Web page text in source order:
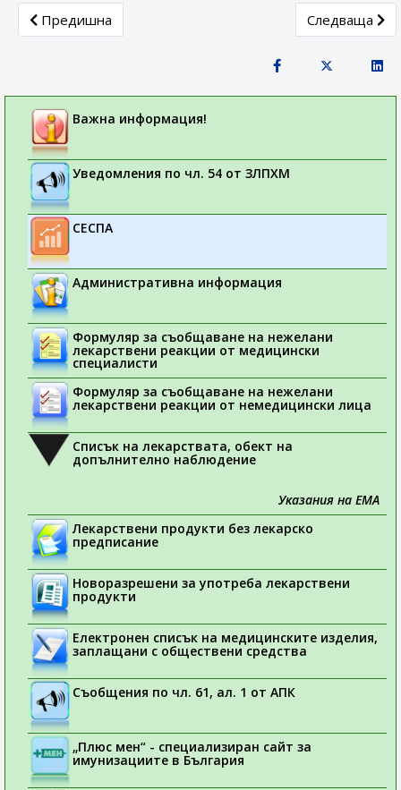
Previous article: Подаване на шестмесечения отчет към
Предишна Next article:
Следваща
Важна информация!
Уведомления по чл. 54 от ЗЛПХМ
СЕСПА
Административна информация
Формуляр за съобщаване на нежелани
лекарствени реакции от медицински
специалисти
Формуляр за съобщаване на нежелани
лекарствени реакции от немедицински лица
Списък на лекарствата, обект на
допълнително наблюдение
Указания на ЕМА
Лекарствени продукти без лекарско
предписание
Новоразрешени за употреба лекарствени
продукти
Електронен списък на медицинските изделия,
заплащани с обществени средства
Съобщения по чл. 61, ал. 1 от АПК
„Плюс мен“ - специализиран сайт за
имунизациите в България